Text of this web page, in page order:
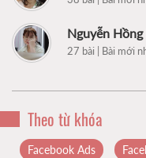
Nguyễn
27 bài | Bài mới
Theo từ khóa
Facebook Ads